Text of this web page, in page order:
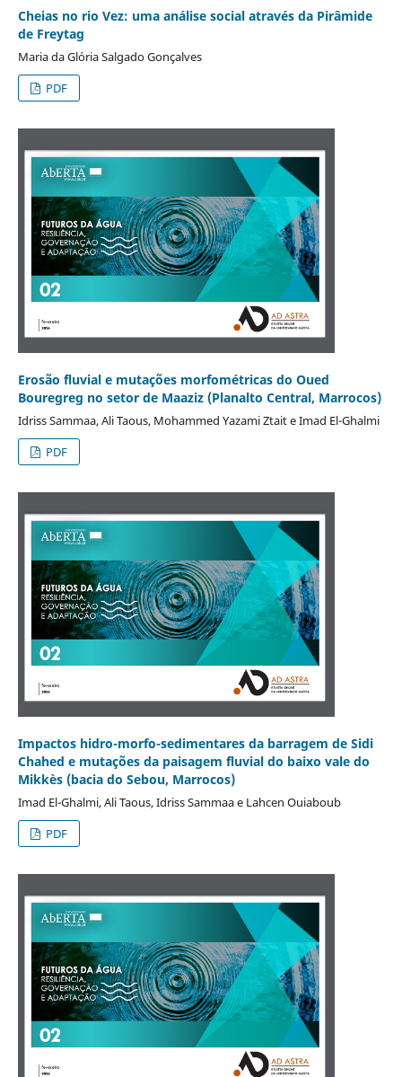
Cheias no rio Vez: uma análise social através da Pirâmide
de Freytag
Maria da Glória Salgado Gonçalves
PDF
Erosão fluvial e mutações morfométricas do Oued
Bouregreg no setor de Maaziz (Planalto Central, Marrocos)
Idriss Sammaa, Ali Taous, Mohammed Yazami Ztait e Imad El-Ghalmi
PDF
Impactos hidro-morfo-sedimentares da barragem de Sidi
Chahed e mutações da paisagem fluvial do baixo vale do
Mikkès (bacia do Sebou, Marrocos)
Imad El-Ghalmi, Ali Taous, Idriss Sammaa e Lahcen Ouiaboub
PDF